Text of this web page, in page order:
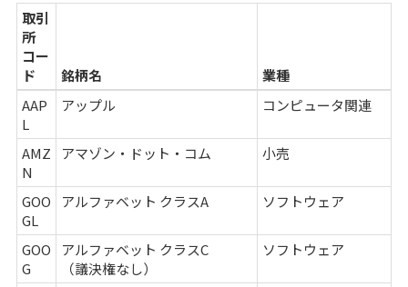
取引
所
コー
ド
銘柄名
業種
AAP
L
アップル コンピュータ関連
AMZ
N
アマゾン・ドット・コム 小売
GOO
GL
アルファベット クラスA ソフトウェア
GOO
G
アルファベット クラスC
（議決権なし）
ソフトウェア